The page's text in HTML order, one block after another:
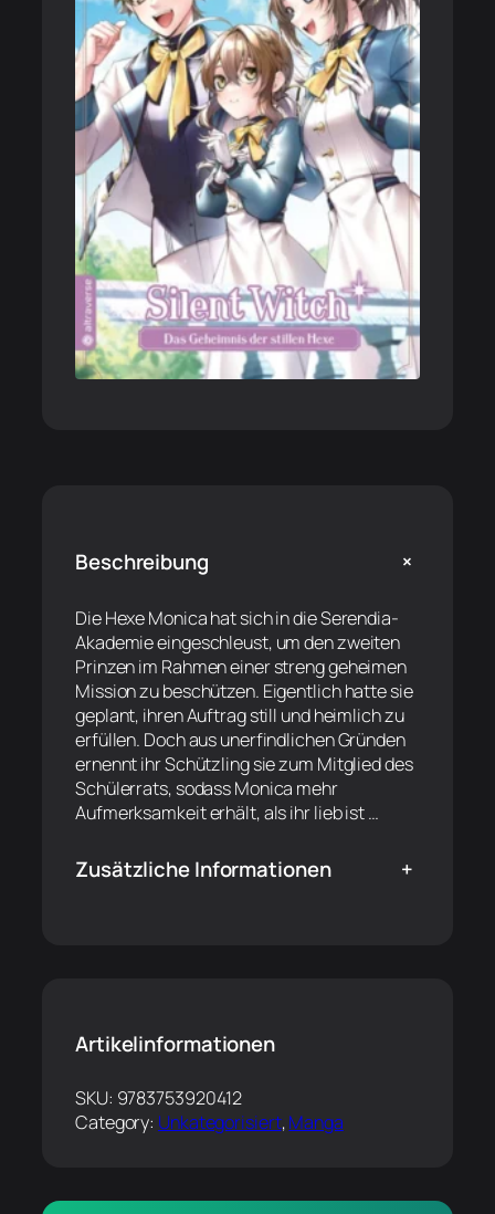
Beschreibung +
Die Hexe Monica hat sich in die Serendia-
Akademie eingeschleust, um den zweiten
Prinzen im Rahmen einer streng geheimen
Mission zu beschützen. Eigentlich hatte sie
geplant, ihren Auftrag still und heimlich zu
erfüllen. Doch aus unerfindlichen Gründen
ernennt ihr Schützling sie zum Mitglied des
Schülerrats, sodass Monica mehr
Aufmerksamkeit erhält, als ihr lieb ist …
Zusätzliche Informationen +
Artikelinformationen
SKU: 9783753920412
Category: Unkategorisiert, Manga